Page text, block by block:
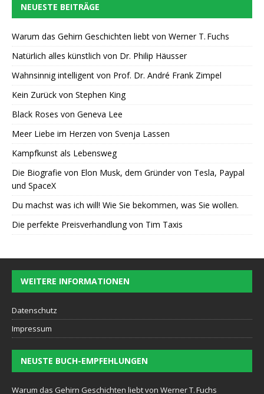
NEUESTE BEITRÄGE
Warum das Gehirn Geschichten liebt von Werner T. Fuchs
Natürlich alles künstlich von Dr. Philip Häusser
Wahnsinnig intelligent von Prof. Dr. André Frank Zimpel
Kein Zurück von Stephen King
Black Roses von Geneva Lee
Meer Liebe im Herzen von Svenja Lassen
Kampfkunst als Lebensweg
Die Biografie von Elon Musk, dem Gründer von Tesla, Paypal
und SpaceX
Du machst was ich will! Wie Sie bekommen, was Sie wollen.
Die perfekte Preisverhandlung von Tim Taxis
WEITERE INFORMATIONEN
Datenschutz
Impressum
NEUSTE BUCH-EMPFEHLUNGEN
Warum das Gehirn Geschichten liebt von Werner T. Fuchs